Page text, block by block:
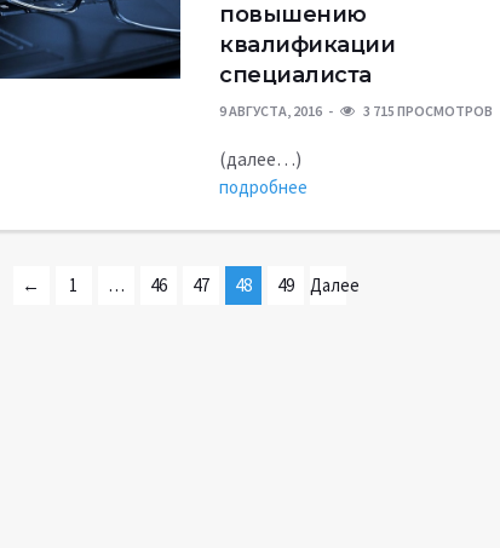
повышению
квалификации
специалиста
9 АВГУСТА, 2016 3 715 ПРОСМОТРОВ
(далее…)
подробнее
←
1 … 46 47 48 49
Далее